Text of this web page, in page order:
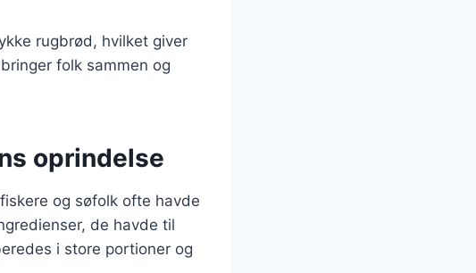
rugbrød, hvilket giver
folk sammen og
oprindelse
og søfolk ofte havde
de havde til
i store portioner og